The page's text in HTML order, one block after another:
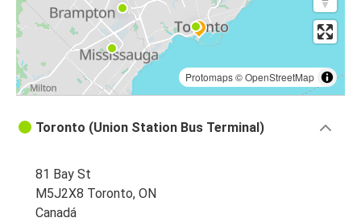
Protomaps©OpenStreetMap
Toronto (Union Station Bus Terminal)
81 Bay St
M5J2X8 Toronto, ON
Canadá